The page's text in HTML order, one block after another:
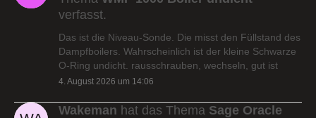
verfasst.
Das ist die Niveau-Sonde. Die misst den Füllstand des
Dampfboilers. Wahrscheinlich ist der kleine Schwarze
O-Ring undicht. rausschrauben, wechseln, gut ist
4. August 2026 um 14:06
Wakeman hat das Thema Sage Oracle